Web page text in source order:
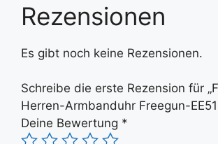
Rezensionen
Es gibt noch keine Rezensionen.
Schreibe die erste Rezension für
Herren-Armbanduhr Freegun-
Deine Bewertung *